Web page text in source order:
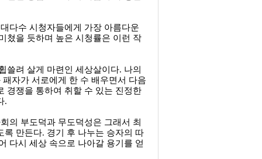
다수 시청자들에게 가장 아름다운
쳤을 듯하며 높은 시청률은 이런 작
쓸려 살게 마련인 세상살이다. 나의
자가 서로에게 한 수 배우면서 다음
경쟁을 통하여 취할 수 있는 진정한
.
의 부도덕과 무도덕성은 그래서 최
만든다. 경기 후 나누는 승자의 따
다시 세상 속으로 나아갈 용기를 얻